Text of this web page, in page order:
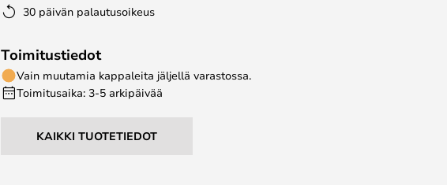
30 päivän palautusoikeus
Toimitustiedot
Vain muutamia kappaleita jäljellä varastossa.
Toimitusaika: 3-5 arkipäivää
KAIKKI TUOTETIEDOT